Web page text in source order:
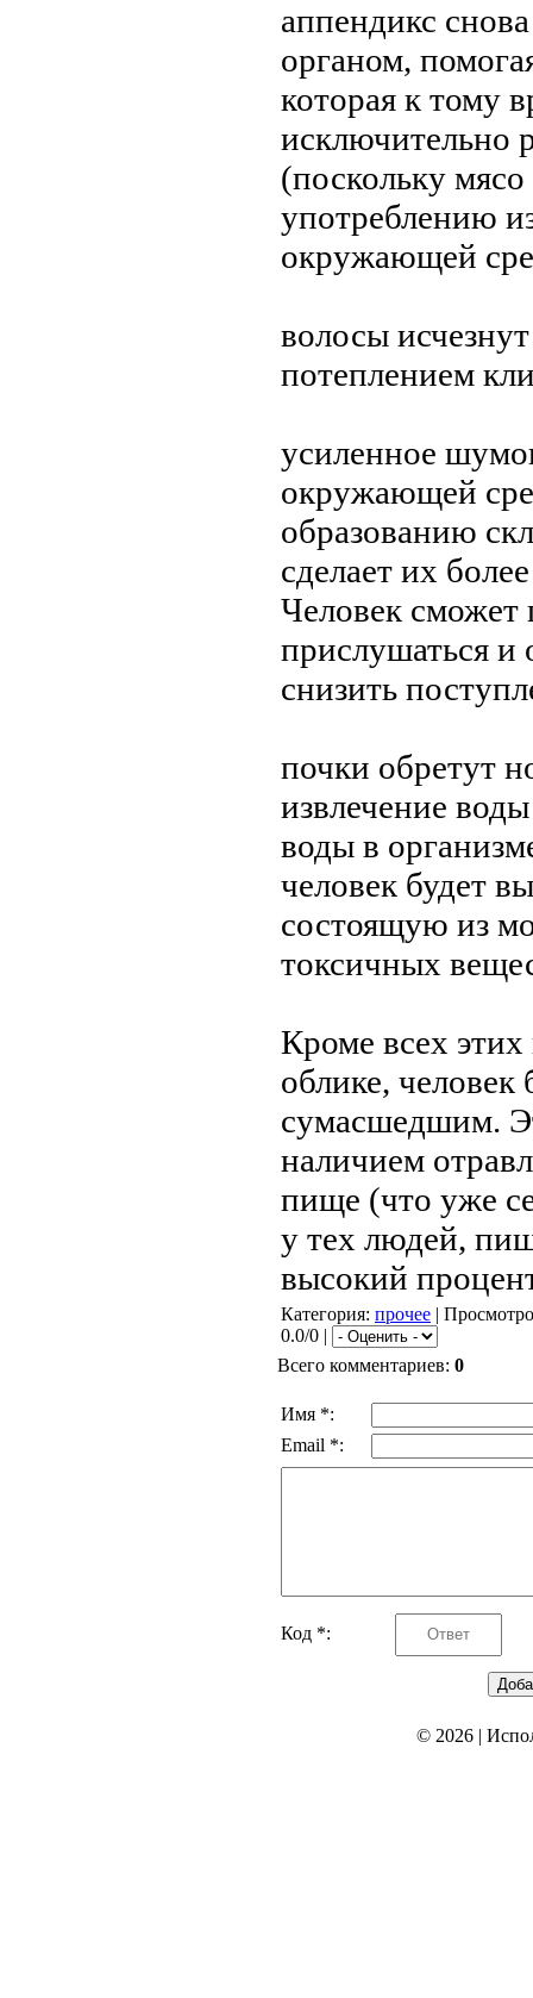
аппендикс
органом,
которая к тому
исключительно
(поскольку
употреблению
окружающей
волосы
потеплением
усиленное
окружающей
образованию
сделает их
Человек сможет
прислушаться и
снизить
почки обретут
извлечение
воды в
человек будет
состоящую из
токсичных
Кроме всех
облике, человек
сумасшедшим.
наличием
пище (что уже
у тех людей,
высокий
Категория: прочее |
0.0/0 |
Всего комментариев: 0
Имя *:
Email *:
Код *:
© 2026|